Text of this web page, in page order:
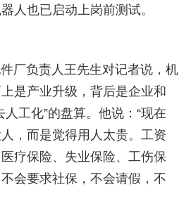
人也已启动上岗前测试。
负责人王先生对记者说，机
是产业升级，背后是企业和
工化”的盘算。他说：“现在
，而是觉得用人太贵。工资
疗保险、失业保险、工伤保
会要求社保，不会请假，不